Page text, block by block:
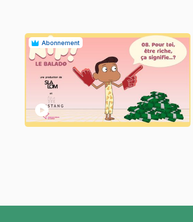
Abonnement
play_circle